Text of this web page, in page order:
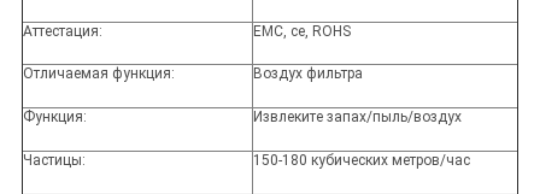
Аттестация: EMC, ce, ROHS
Отличаемая функция: Воздух фильтра
Функция: Извлеките запах/пыль/воздух
Частицы: 150-180 кубических метров/час